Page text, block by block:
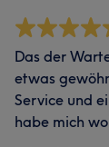
Das der
etwas
Service und
habe mich